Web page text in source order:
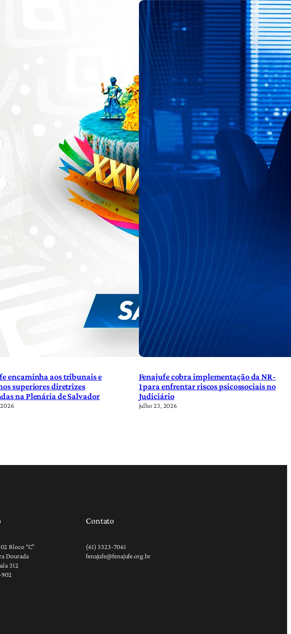
encaminha aos tribunais e
superiores diretrizes
na Plenária de Salvador
Fenajufe cobra implementação da NR-
1 para enfrentar riscos psicossociais no
Judiciário
julho 23, 2026
Bloco “C”
Dourada
312
Contato
(61) 3323-7061
fenajufe@fenajufe.org.br